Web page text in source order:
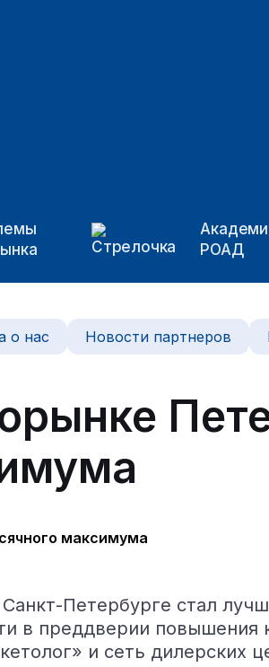
РОАД
о нас Новости партнеров
Петербурге стал
в преддверии повышения
и сеть дилерских